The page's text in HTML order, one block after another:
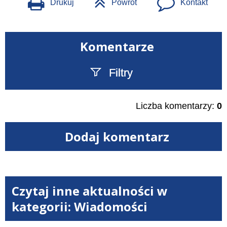
Drukuj Powrót Kontakt
Komentarze
Filtry
Liczba komentarzy: 0
Dodaj komentarz
Czytaj inne aktualności w
kategorii: Wiadomości